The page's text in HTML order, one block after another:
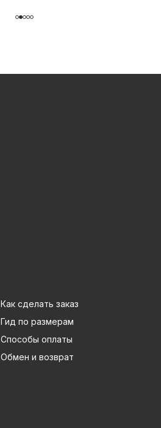
Как сделать заказ
Гид по размерам
Способы оплаты
Обмен и возврат